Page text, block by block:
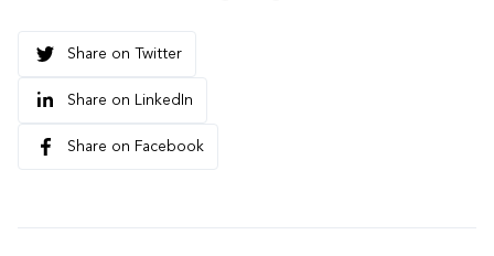
Share on Twitter
Share on LinkedIn
Share on Facebook